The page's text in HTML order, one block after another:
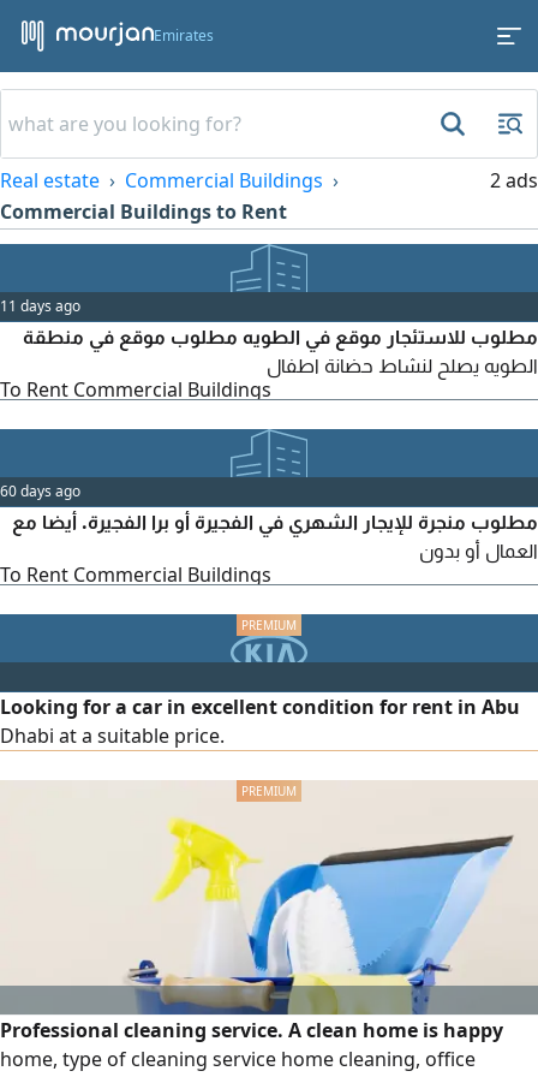
Emirates
Real estate
Commercial Buildings
Commercial Buildings to Rent
2 ads
11 days ago
مطلوب للاستئجار موقع في الطويه مطلوب موقع في منطقة
الطويه يصلح لنشاط حضانة اطفال
To Rent Commercial Buildings
60 days ago
مطلوب منجرة للإيجار الشهري في الفجيرة أو برا الفجيرة. أيضا مع
العمال أو بدون
To Rent Commercial Buildings
Looking for a car in excellent condition for rent in Abu
Dhabi at a suitable price.
Professional cleaning service. A clean home is happy
home, type of cleaning service home cleaning, office